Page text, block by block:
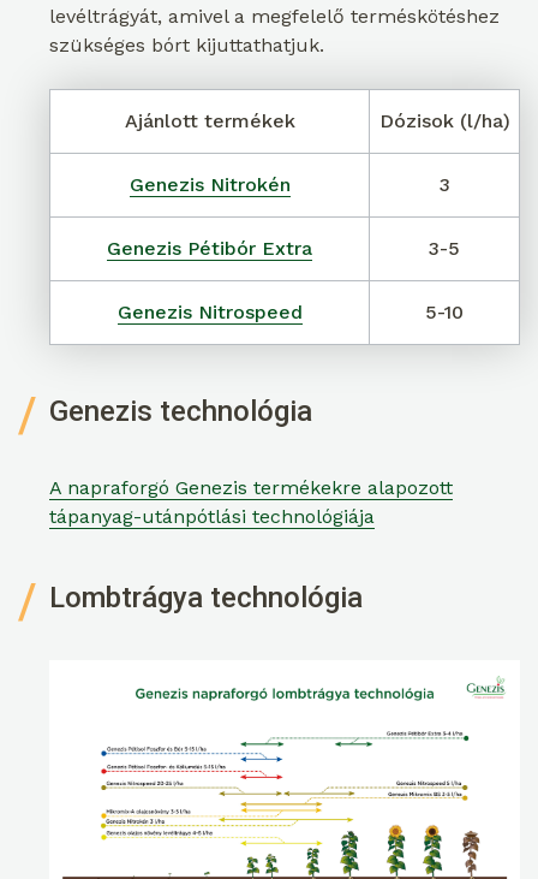
levéltrágyát, amivel a megfelelő terméskötéshez
szükséges bórt kijuttathatjuk.
Ajánlott termékek Dózisok (l/ha)
Genezis Nitrokén 3
Genezis Pétibór Extra 3-5
Genezis Nitrospeed 5-10
Genezis technológia
A napraforgó Genezis termékekre alapozott
tápanyag-utánpótlási technológiája
Lombtrágya technológia